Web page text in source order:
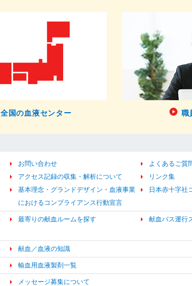
全国の血液センター 職
お問い合わせ
よくあるご質
アクセス記録の収集・解析について
リンク集
基本理念・グランドデザイン・血液事業
におけるコンプライアンス行動宣言
日本赤十字社
最寄りの献血ルームを探す
献血バス運行
献血／血液の知識
輸血用血液製剤一覧
メッセージ募集について